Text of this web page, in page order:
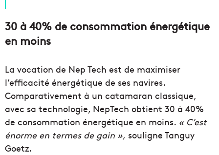
30 à 40% de consommation énergétique
en moins
La vocation de Nep Tech est de maximiser
l’efficacité énergétique de ses navires.
Comparativement à un catamaran classique,
avec sa technologie, NepTech obtient 30 à 40%
de consommation énergétique en moins. « C’est
énorme en termes de gain », souligne Tanguy
Goetz.